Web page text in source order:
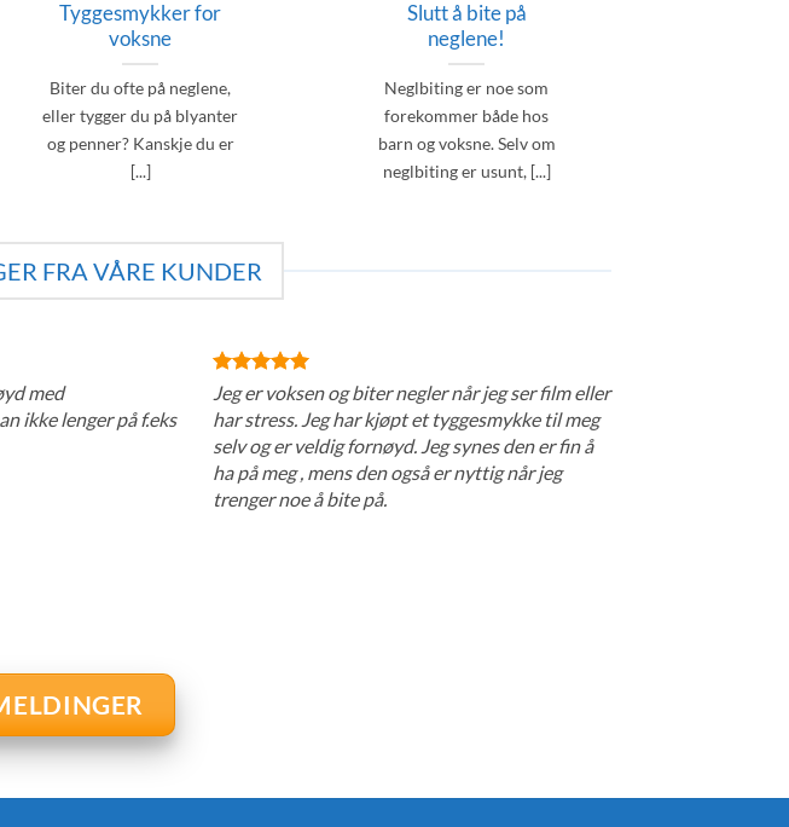
Tyggesmykker for
voksne
Biter du ofte på neglene,
eller tygger du på blyanter
og penner? Kanskje du er
[...]
Slutt å bite på
neglene!
Neglbiting er noe som
forekommer både hos
barn og voksne. Selv om
neglbiting er usunt, [...]
FRA VÅRE KUNDER
med
ikke lenger på f.eks
Jeg er voksen og biter negler når jeg ser film eller
har stress. Jeg har kjøpt et tyggesmykke til meg
selv og er veldig fornøyd. Jeg synes den er fin å
ha på meg , mens den også er nyttig når jeg
trenger noe å bite på.